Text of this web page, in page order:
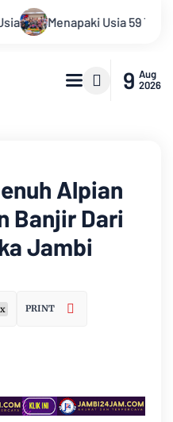
“Sustainably
9 Aug
2026
Alpian
Banjir Dari
Jambi
PRINT